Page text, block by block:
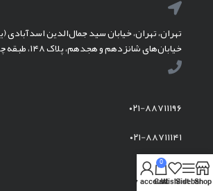
تهران، تهران، خیابان سید جمال‌الدین اسدآبادی
خیابان‌های شانزدهم و هجدهم، پلاک ۱۴۸، طبقه چهارم، واحد ۱۱
۰۲۱-۸۸۷۱۱۱۹۶
۰۲۱-۸۸۷۱۱۱۴۱
Shop
Sidebar
Wishlist
0
Cart
My account